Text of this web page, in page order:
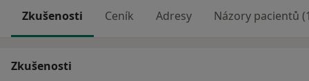
Zkušenosti Ceník Adresy Názory pacientů
Zkušenosti